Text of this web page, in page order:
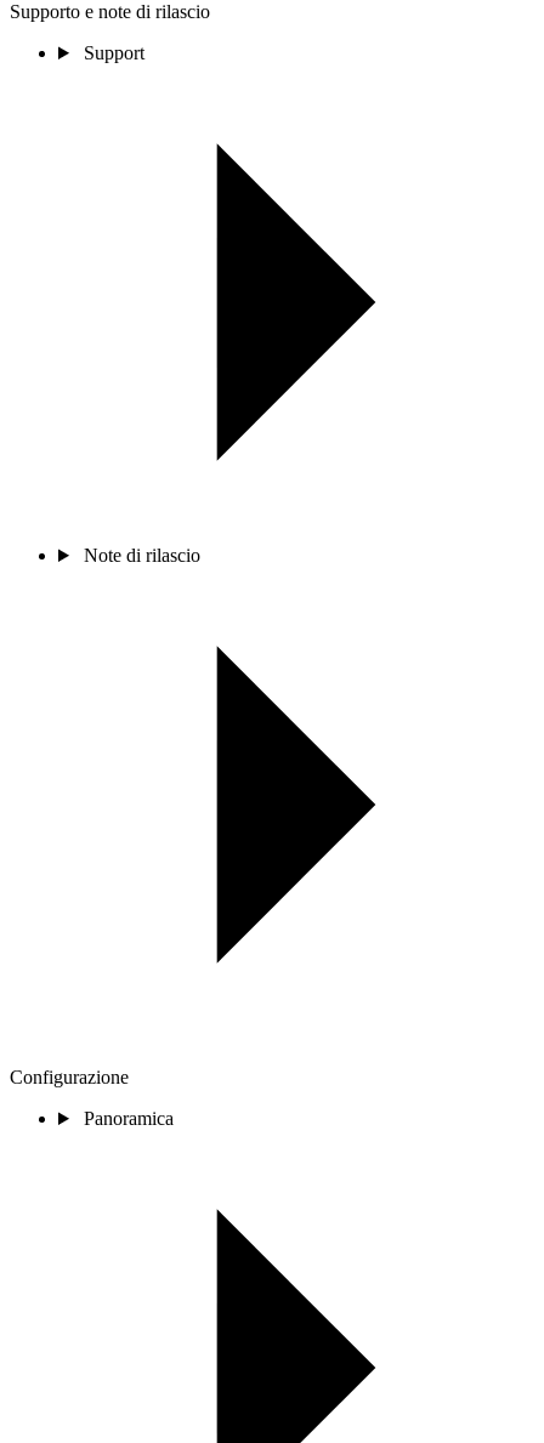
Supporto e note di rilascio
Support
Note di rilascio
Configurazione
Panoramica